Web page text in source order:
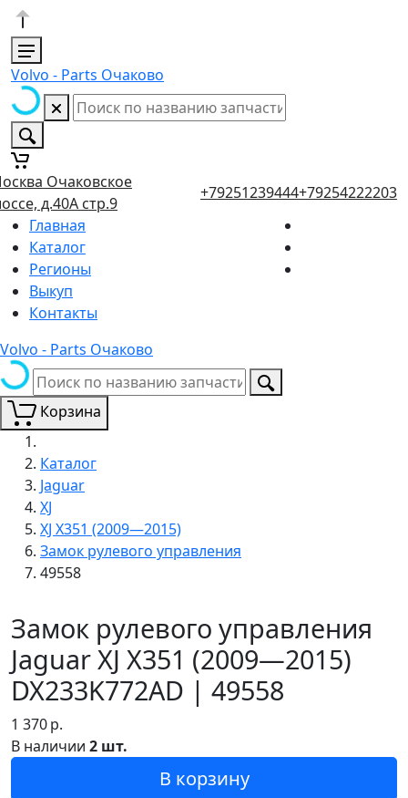
Volvo - Parts Очаково
Очаковское
д.40А стр.9
+79251239444+79254222203
Главная
Каталог
Регионы
Выкуп
Контакты
Volvo - Parts Очаково
Корзина
Каталог
Jaguar
XJ
XJ X351 (2009—2015)
Замок рулевого управления
49558
Замок рулевого управления
Jaguar XJ X351 (2009—2015)
DX233K772AD | 49558
1 370р.
В наличии 2 шт.
В корзину